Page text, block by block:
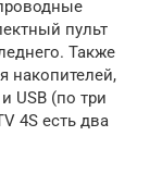
пульт
Также
накопителей,
USB (по три
4S есть два